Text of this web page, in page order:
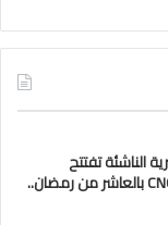
الناشئة تفتتح
مصنعها الجديد لتصنيع ماكينات التحكم الرقمي CNC بالعاشر من رمضان..